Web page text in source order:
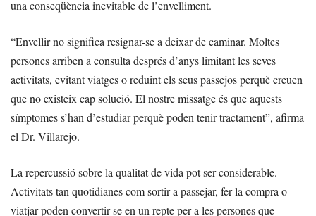
una conseqüència inevitable de l’envelliment.
“Envellir no significa resignar-se a deixar de caminar. Moltes
persones arriben a consulta després d’anys limitant les seves
activitats, evitant viatges o reduint els seus passejos perquè creuen
que no existeix cap solució. El nostre missatge és que aquests
símptomes s’han d’estudiar perquè poden tenir tractament”, afirma
el Dr. Villarejo.
La repercussió sobre la qualitat de vida pot ser considerable.
Activitats tan quotidianes com sortir a passejar, fer la compra o
viatjar poden convertir-se en un repte per a les persones que